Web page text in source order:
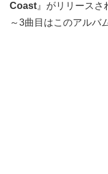
Coast 』がリリースさ
～3曲目はこのアルバ